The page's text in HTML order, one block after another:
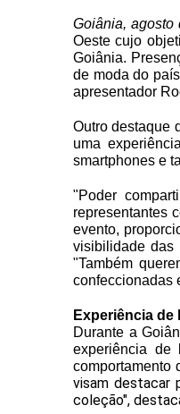
Goiânia, agosto
Oeste cujo
Goiânia.
de moda do
apresentador
Outro destaque
uma
smartphones e
"Poder
representantes
evento,
visibilidade das
"Também
confeccionadas
Experiência de
Durante a
experiência
comportamento
visam destacar
coleção",